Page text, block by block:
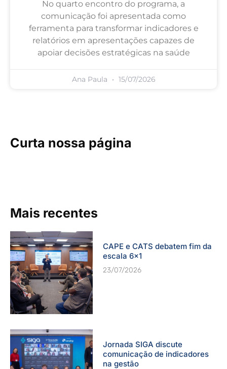
No quarto encontro do programa, a
comunicação foi apresentada como
ferramenta para transformar indicadores e
relatórios em apresentações capazes de
apoiar decisões estratégicas na saúde
Ana Paula 15/07/2026
Curta nossa página
Mais recentes
CAPE e CATS debatem fim da
escala 6×1
23/07/2026
Jornada SIGA discute
comunicação de indicadores
na gestão